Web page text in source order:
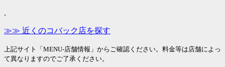
.
≫≫ 近くのコバック店を探す
上記サイト「MENU-店舗情報」からご確認ください。料金等は店舗によっ
て異なりますのでご了承ください。